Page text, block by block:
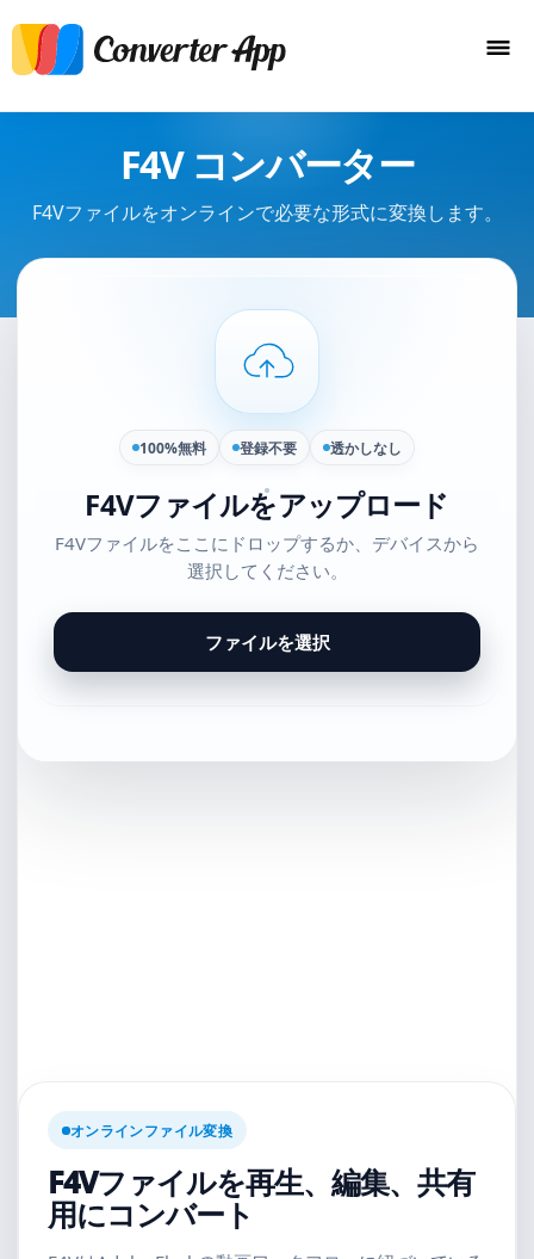
F4V コンバーター
F4Vファイルをオンラインで必要な形式に変換します。
100%無料 登録不要 透かしなし
F4Vファイルをアップロード
F4Vファイルをここにドロップするか、デバイスから
選択してください。
ファイルを選択
オンラインファイル変換
F4Vファイルを再生、編集、共有
用にコンバート